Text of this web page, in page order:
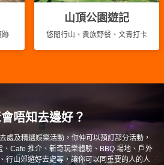
跡
山頂公園遊記
悠閒行山、貴族野餐、文青打卡
唔知去邊好？
處及精選娛樂活動，你仲可以預訂部分活動，
Cafe 推介、新奇玩樂體驗、BBQ 場地、戶外
行山郊遊好去處等，讓你可以同重要的人的人